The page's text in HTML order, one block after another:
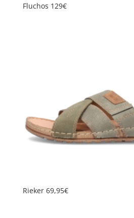
Fluchos 129€
Rieker 69,95€